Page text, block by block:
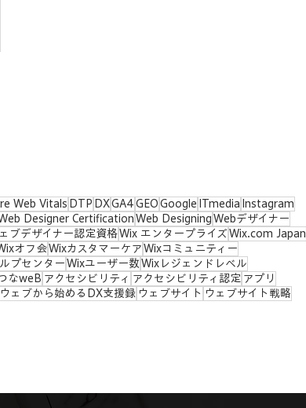
Web Vitals DTP DXGA4 GEO Google ITmedia Instagram
Designer Certification Web Designing Webデザイナー
ブデザイナー認定資格Wix エンタープライズ Wix.com Japan
オフ会Wixカスタマーケア Wixコミュニティー
プセンター Wixユーザー数 Wixレジェンドレベル
なweB アクセシビリティ アクセシビリティ認定 アプリ
ウェブから始めるDX支援録 ウェブサイト ウェブサイト戦略